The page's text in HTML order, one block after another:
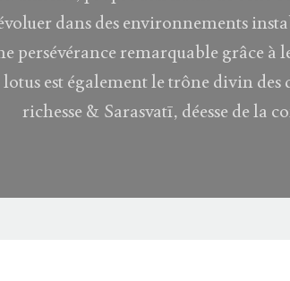
dans des environnements
persévérance remarquable grâce
est également le trône divin des
richesse & Sarasvatī, déesse de la